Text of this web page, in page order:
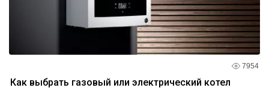
7954
Как выбрать газовый или электрический котел